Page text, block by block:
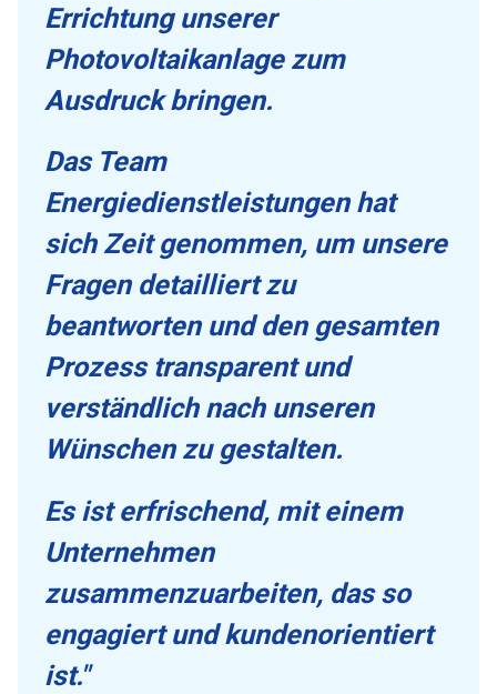
Errichtung unserer
Photovoltaikanlage zum
Ausdruck bringen.
Das Team
Energiedienstleistungen hat
sich Zeit genommen, um unsere
Fragen detailliert zu
beantworten und den gesamten
Prozess transparent und
verständlich nach unseren
Wünschen zu gestalten.
Es ist erfrischend, mit einem
Unternehmen
zusammenzuarbeiten, das so
engagiert und kundenorientiert
ist."